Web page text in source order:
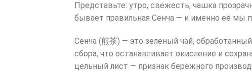
Представьте: утро, свежесть, чашка
бывает правильная Сенча — и именно её мы
Сенча (煎茶) — это зеленый чай,
сбора, что останавливает окисление и
цельный лист — признак бережного